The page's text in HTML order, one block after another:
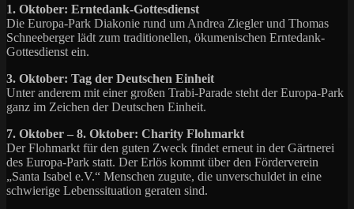
1. Oktober: Erntedank-Gottesdienst
Die Europa-Park Diakonie rund um Andrea Ziegler und Thomas
Schneeberger lädt zum traditionellen, ökumenischen Erntedank-
Gottesdienst ein.
3. Oktober: Tag der Deutschen Einheit
Unter anderem mit einer großen Trabi-Parade steht der Europa-Park
ganz im Zeichen der Deutschen Einheit.
7. Oktober – 8. Oktober: Charity Flohmarkt
Der Flohmarkt für den guten Zweck findet erneut in der Gärtnerei
des Europa-Park statt. Der Erlös kommt über den Förderverein
„Santa Isabel e.V.“ Menschen zugute, die unverschuldet in eine
schwierige Lebenssituation geraten sind.